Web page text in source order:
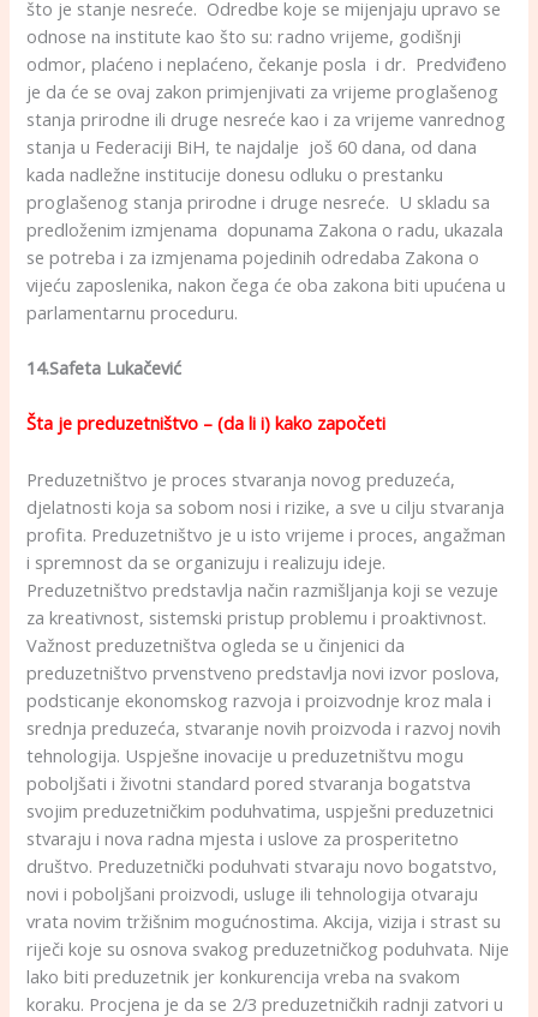
što je stanje nesreće. Odredbe koje se mijenjaju upravo se
odnose na institute kao što su: radno vrijeme, godišnji
odmor, plaćeno i neplaćeno, čekanje posla i dr. Predviđeno
je da će se ovaj zakon primjenjivati za vrijeme proglašenog
stanja prirodne ili druge nesreće kao i za vrijeme vanrednog
stanja u Federaciji BiH, te najdalje još 60 dana, od dana
kada nadležne institucije donesu odluku o prestanku
proglašenog stanja prirodne i druge nesreće. U skladu sa
predloženim izmjenama dopunama Zakona o radu, ukazala
se potreba i za izmjenama pojedinih odredaba Zakona o
vijeću zaposlenika, nakon čega će oba zakona biti upućena u
parlamentarnu proceduru.
14.Safeta Lukačević
Šta je preduzetništvo – (da li i) kako započeti
Preduzetništvo je proces stvaranja novog preduzeća,
djelatnosti koja sa sobom nosi i rizike, a sve u cilju stvaranja
profita. Preduzetništvo je u isto vrijeme i proces, angažman
i spremnost da se organizuju i realizuju ideje.
Preduzetništvo predstavlja način razmišljanja koji se vezuje
za kreativnost, sistemski pristup problemu i proaktivnost.
Važnost preduzetništva ogleda se u činjenici da
preduzetništvo prvenstveno predstavlja novi izvor poslova,
podsticanje ekonomskog razvoja i proizvodnje kroz mala i
srednja preduzeća, stvaranje novih proizvoda i razvoj novih
tehnologija. Uspješne inovacije u preduzetništvu mogu
poboljšati i životni standard pored stvaranja bogatstva
svojim preduzetničkim poduhvatima, uspješni preduzetnici
stvaraju i nova radna mjesta i uslove za prosperitetno
društvo. Preduzetnički poduhvati stvaraju novo bogatstvo,
novi i poboljšani proizvodi, usluge ili tehnologija otvaraju
vrata novim tržišnim mogućnostima. Akcija, vizija i strast su
riječi koje su osnova svakog preduzetničkog poduhvata. Nije
lako biti preduzetnik jer konkurencija vreba na svakom
koraku. Procjena je da se 2/3 preduzetničkih radnji zatvori u